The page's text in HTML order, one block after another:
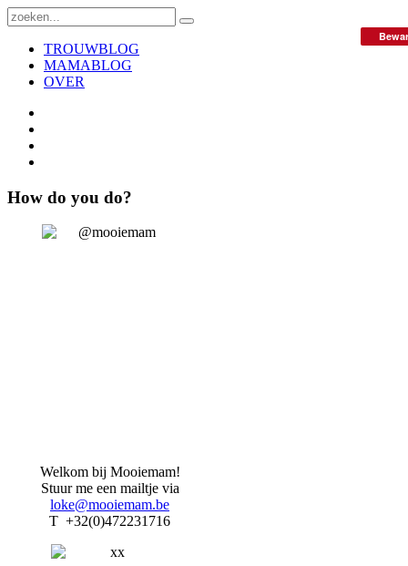
TROUWBLOG
MAMABLOG
OVER
How do you do?
Welkom bij Mooiemam!
Stuur me een mailtje via
loke@mooiemam.be
T +32(0)472231716